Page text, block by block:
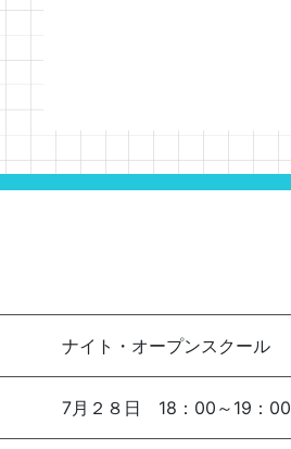
ナイト・オープンスクール
7月２８日 18：00～19：00